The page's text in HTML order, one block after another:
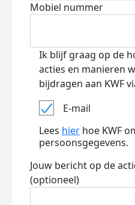
Mobiel nummer
Ik blijf graag op de
acties en manieren
bijdragen aan KWF
E-mail
Lees hier hoe KWF
persoonsgegevens.
Jouw bericht op de
(optioneel)